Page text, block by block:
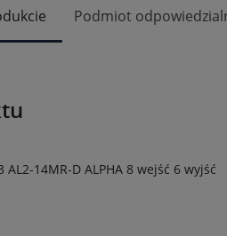
Podmiot
AL2-14MR-D ALPHA 8 wejść 6 wyjść